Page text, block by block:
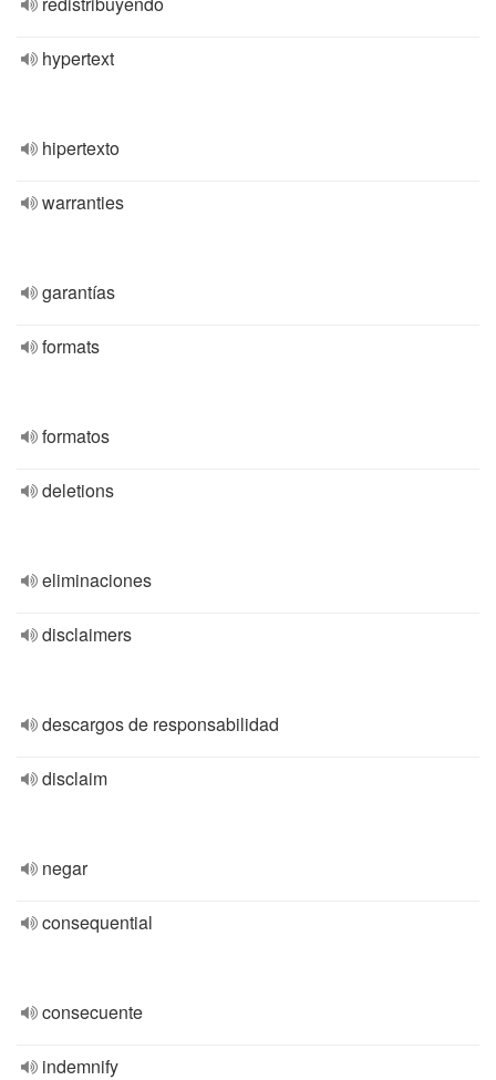
hypertext
hipertexto
warranties
garantías
formats
formatos
deletions
eliminaciones
disclaimers
descargos de responsabilidad
disclaim
negar
consequential
consecuente
indemnify